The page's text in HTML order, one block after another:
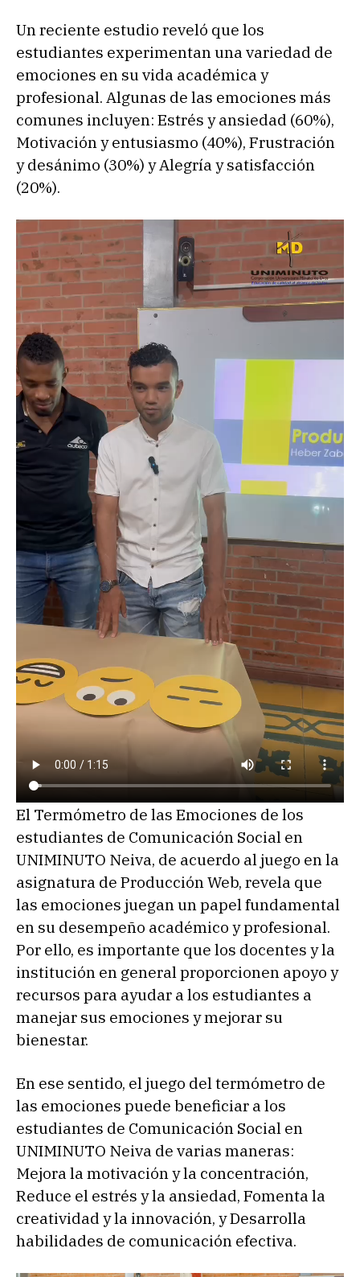
Un reciente estudio reveló que los
estudiantes experimentan una variedad de
emociones en su vida académica y
profesional. Algunas de las emociones más
comunes incluyen: Estrés y ansiedad (60%),
Motivación y entusiasmo (40%), Frustración
y desánimo (30%) y Alegría y satisfacción
(20%).
El Termómetro de las Emociones de los
estudiantes de Comunicación Social en
UNIMINUTO Neiva, de acuerdo al juego en la
asignatura de Producción Web, revela que
las emociones juegan un papel fundamental
en su desempeño académico y profesional.
Por ello, es importante que los docentes y la
institución en general proporcionen apoyo y
recursos para ayudar a los estudiantes a
manejar sus emociones y mejorar su
bienestar.
En ese sentido, el juego del termómetro de
las emociones puede beneficiar a los
estudiantes de Comunicación Social en
UNIMINUTO Neiva de varias maneras:
Mejora la motivación y la concentración,
Reduce el estrés y la ansiedad, Fomenta la
creatividad y la innovación, y Desarrolla
habilidades de comunicación efectiva.